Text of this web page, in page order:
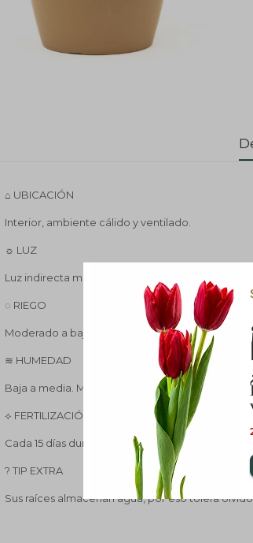
⌂ UBICACIÓN
Interior, ambiente cálido y ventilado.
☼ LUZ
Luz indirecta media a brillante, aunque también
◌ RIEGO
Moderado a bajo. Regar únicamente cuando el
≋ HUMEDAD
Baja a media. Muy adaptable a ambientes
⟡ FERTILIZACIÓN
Cada 15 días durante primavera y verano o con
? TIP EXTRA
Sus raíces almacenan agua, por eso tolera